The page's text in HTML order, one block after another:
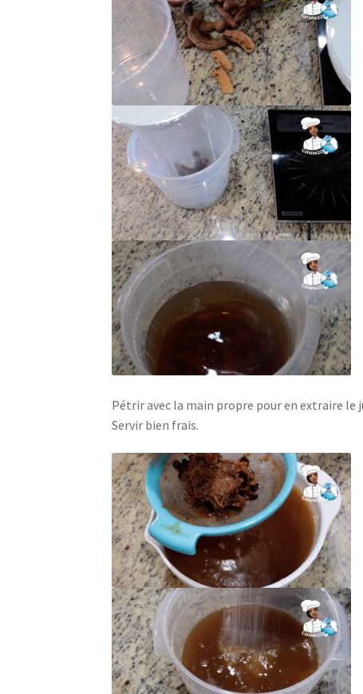
Pétrir avec la main propre pour en extraire
Servir bien frais.